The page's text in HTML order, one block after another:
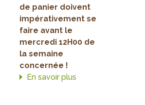
de panier doivent
impérativement se
faire avant le
mercredi 12H00 de
la semaine
concernée !
En savoir plus